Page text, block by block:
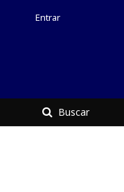
Buscar
Entrar